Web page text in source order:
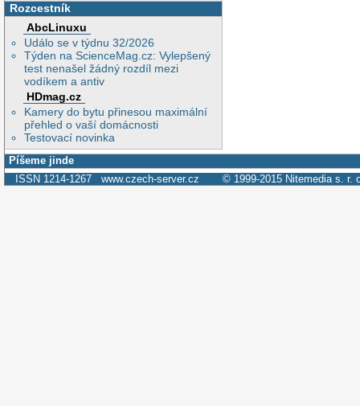
Rozcestník
AbcLinuxu
Událo se v týdnu 32/2026
Týden na ScienceMag.cz: Vylepšený
test nenašel žádný rozdíl mezi
vodíkem a antiv
HDmag.cz
Kamery do bytu přinesou maximální
přehled o vaší domácnosti
Testovací novinka
Píšeme jinde
ISSN 1214-1267 www.czech-server.cz © 1999-2015 Nitemedia s. r.